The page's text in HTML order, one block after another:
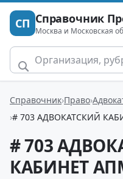
СП Справочник
Москва и Московская
Справочник Право
# 703 АДВОКАТСКИЙ
# 703
КАБИНЕТ